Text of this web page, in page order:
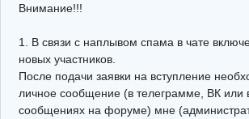
Почта
Поиск релейщика
Видео РЗиА
Фотохостинг
Внимание!!!
1. В связи с наплывом спама в чате
новых участников.
После подачи заявки на вступление
личное сообщение (в телеграмме, ВК или
сообщениях на форуме) мне